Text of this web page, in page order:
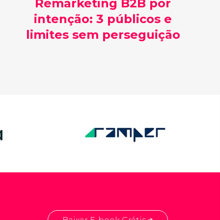
Remarketing B2B por
intenção: 3 públicos e
limites sem perseguição